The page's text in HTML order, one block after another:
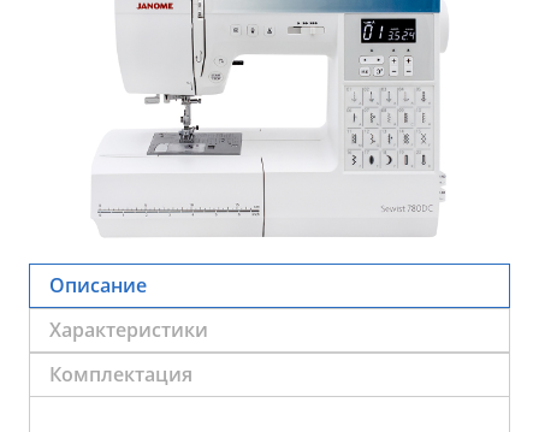
Описание
Характеристики
Комплектация